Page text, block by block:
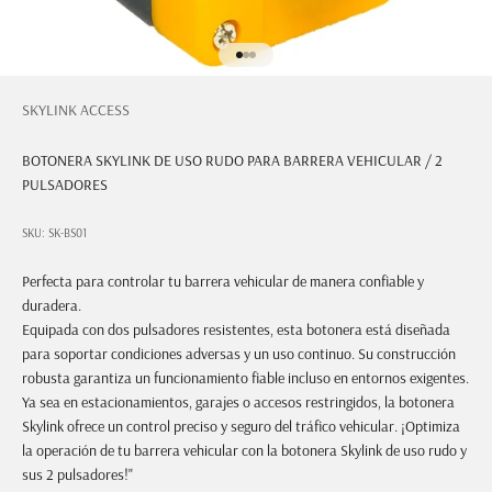
Ir al artículo 1
Ir al artículo 2
Ir al artículo 3
SKYLINK ACCESS
BOTONERA SKYLINK DE USO RUDO PARA BARRERA VEHICULAR / 2
PULSADORES
SKU: SK-BS01
Perfecta para controlar tu barrera vehicular de manera confiable y
duradera.
Equipada con dos pulsadores resistentes, esta botonera está diseñada
para soportar condiciones adversas y un uso continuo. Su construcción
robusta garantiza un funcionamiento fiable incluso en entornos exigentes.
Ya sea en estacionamientos, garajes o accesos restringidos, la botonera
Skylink ofrece un control preciso y seguro del tráfico vehicular. ¡Optimiza
la operación de tu barrera vehicular con la botonera Skylink de uso rudo y
sus 2 pulsadores!"